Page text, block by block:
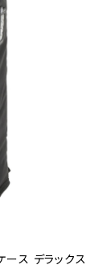
ス デラックス